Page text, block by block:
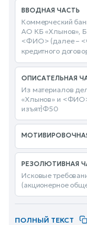
ВВОДНАЯ ЧАСТЬ
Коммерческий
АО КБ «Хлынов»,
<ФИО> (далее –
кредитного
ОПИСАТЕЛЬНАЯ
Из материалов
«Хлынов» и
изъят}Ф50
РЕЗОЛЮТИВНАЯ
Исковые
(акционерное
ПОЛНЫЙ ТЕКСТ